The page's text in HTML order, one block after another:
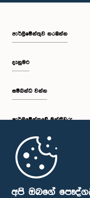
අපි ඔබගේ
පාර්ලි‌මේන්තුව නරඹන්න
දැනුමට
සම්බන්ධ වන්න
පාර්ලි‌මේන්තුවේ මන්ත්‍රීවරු
මුල් පිටුව
පාර්ලිමේන්තු ජංගම යෙදුම